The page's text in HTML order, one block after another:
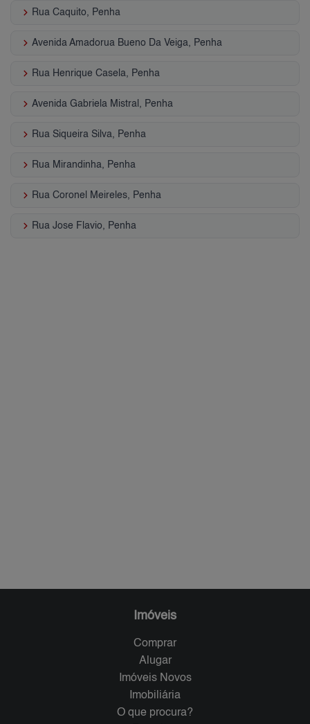
keyboard_arrow_right Rua Caquito, Penha
keyboard_arrow_right Avenida Amadorua Bueno Da Veiga, Penha
keyboard_arrow_right Rua Henrique Casela, Penha
keyboard_arrow_right Avenida Gabriela Mistral, Penha
keyboard_arrow_right Rua Siqueira Silva, Penha
keyboard_arrow_right Rua Mirandinha, Penha
keyboard_arrow_right Rua Coronel Meireles, Penha
keyboard_arrow_right Rua Jose Flavio, Penha
Imóveis
Comprar
Alugar
Imóveis Novos
Imobiliária
O que procura?